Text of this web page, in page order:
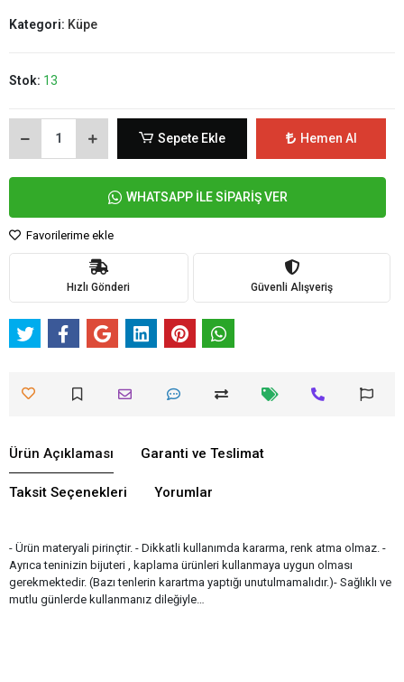
Kategori: Küpe
Stok: 13
Sepete Ekle Hemen Al
WHATSAPP İLE SİPARİŞ VER
Favorilerime ekle
Hızlı Gönderi Güvenli Alışveriş
Ürün Açıklaması Garanti ve Teslimat
Taksit Seçenekleri Yorumlar
- Ürün materyali pirinçtir. - Dikkatli kullanımda kararma, renk atma olmaz. -
Ayrıca teninizin bijuteri , kaplama ürünleri kullanmaya uygun olması
gerekmektedir. (Bazı tenlerin karartma yaptığı unutulmamalıdır.)- Sağlıklı ve
mutlu günlerde kullanmanız dileğiyle…